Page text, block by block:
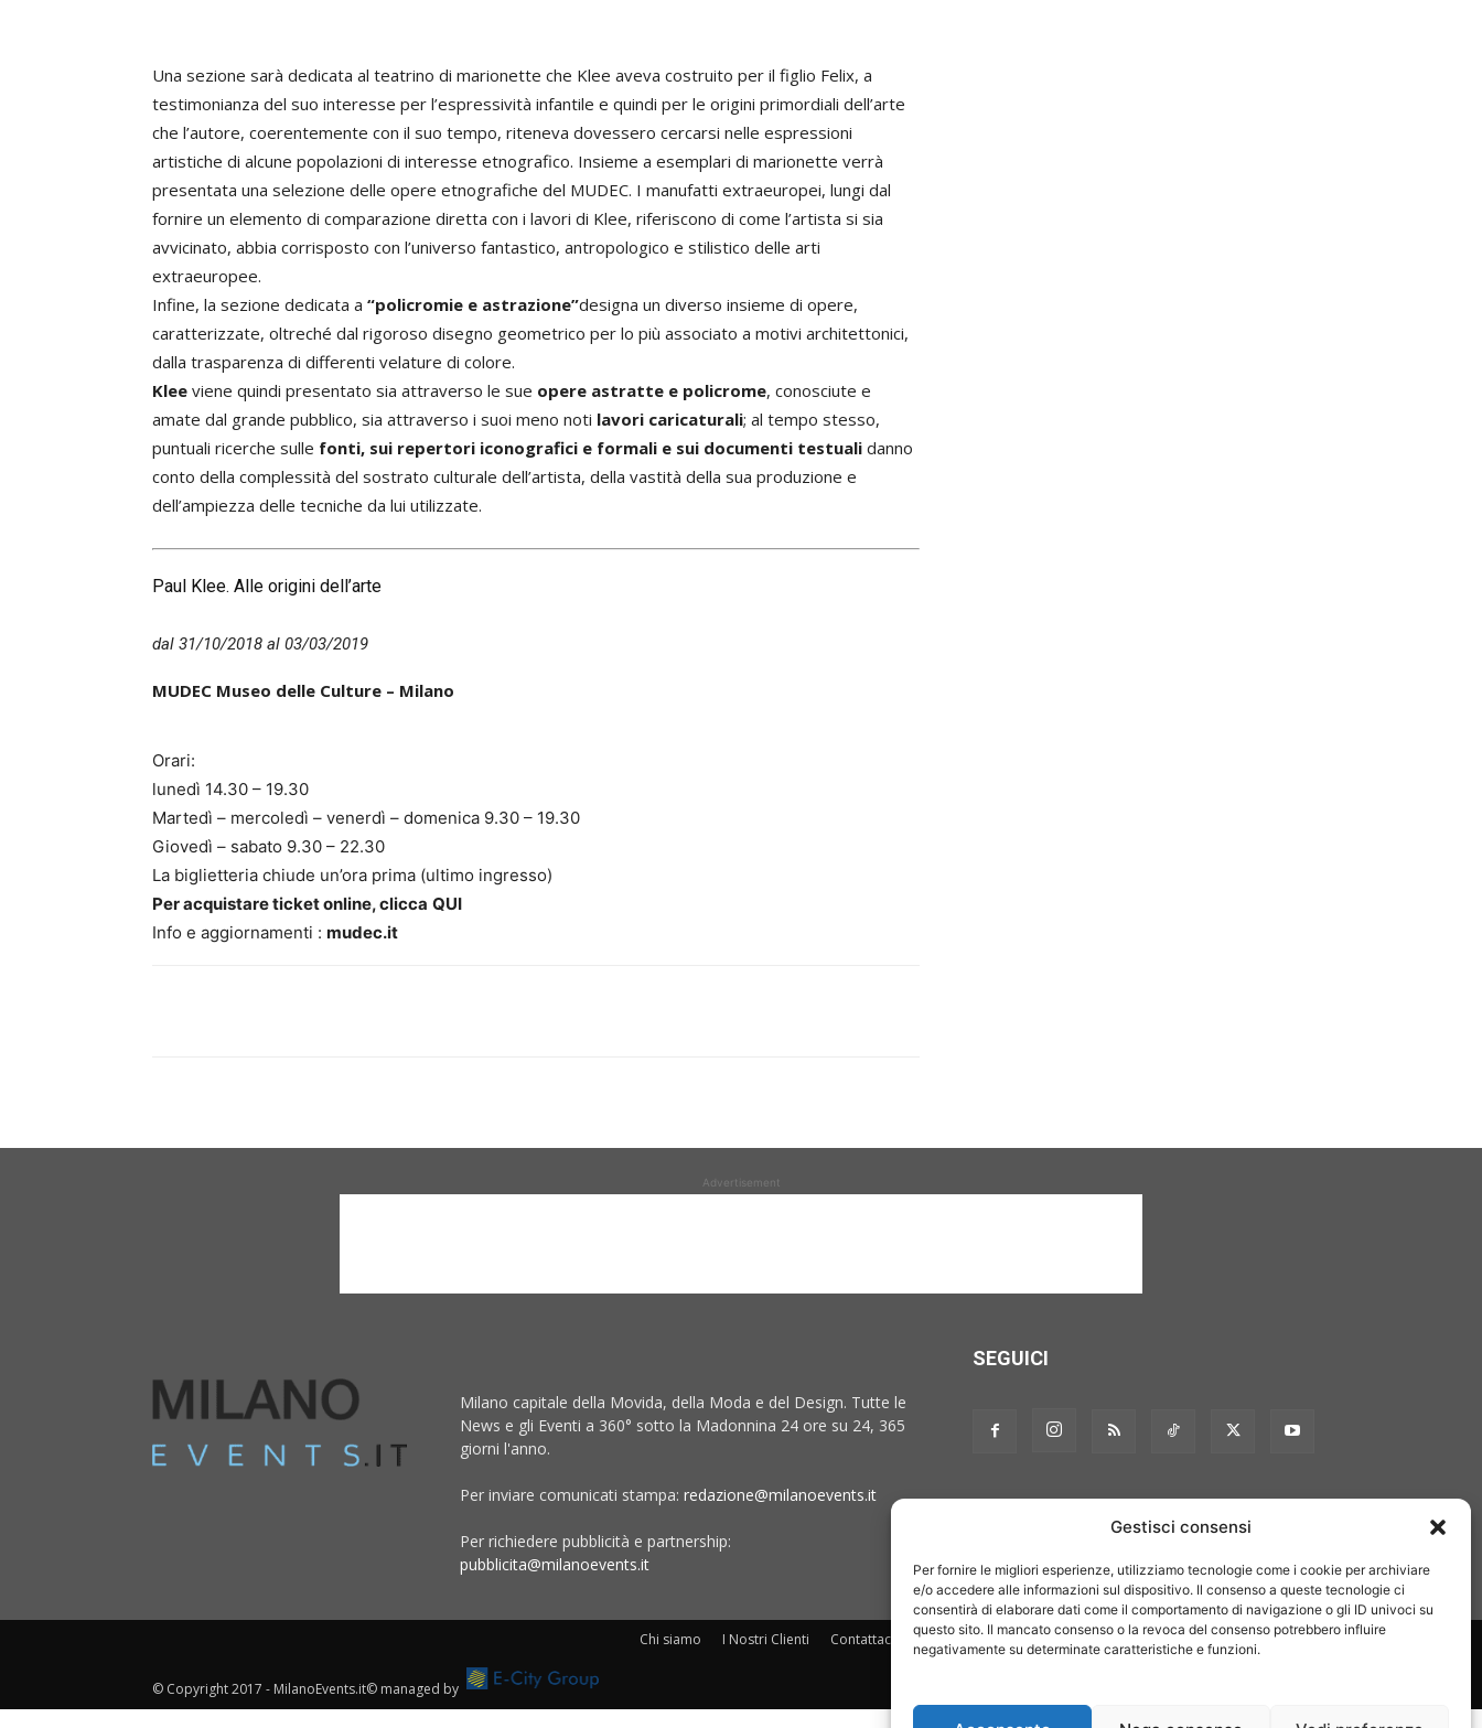
Gestisci consensi
Per fornire le migliori esperienze, utilizziamo tecnologie come i cookie per archiviare
e/o accedere alle informazioni sul dispositivo. Il consenso a queste tecnologie ci
consentirà di elaborare dati come il comportamento di navigazione o gli ID univoci su
questo sito. Il mancato consenso o la revoca del consenso potrebbero influire
negativamente su determinate caratteristiche e funzioni.
Una sezione sarà dedicata al teatrino di marionette che Klee aveva costruito per il figlio Felix, a
testimonianza del suo interesse per l’espressività infantile e quindi per le origini primordiali dell’arte
che l’autore, coerentemente con il suo tempo, riteneva dovessero cercarsi nelle espressioni
artistiche di alcune popolazioni di interesse etnografico. Insieme a esemplari di marionette verrà
presentata una selezione delle opere etnografiche del MUDEC. I manufatti extraeuropei, lungi dal
fornire un elemento di comparazione diretta con i lavori di Klee, riferiscono di come l’artista si sia
avvicinato, abbia corrisposto con l’universo fantastico, antropologico e stilistico delle arti
extraeuropee.
Infine, la sezione dedicata a “policromie e astrazione”designa un diverso insieme di opere,
caratterizzate, oltreché dal rigoroso disegno geometrico per lo più associato a motivi architettonici,
dalla trasparenza di differenti velature di colore.
Klee viene quindi presentato sia attraverso le sue opere astratte e policrome, conosciute e
amate dal grande pubblico, sia attraverso i suoi meno noti lavori caricaturali; al tempo stesso,
puntuali ricerche sulle fonti, sui repertori iconografici e formali e sui documenti testuali danno
conto della complessità del sostrato culturale dell’artista, della vastità della sua produzione e
dell’ampiezza delle tecniche da lui utilizzate.
Paul Klee. Alle origini dell’arte
dal 31/10/2018 al 03/03/2019
MUDEC Museo delle Culture – Milano
Orari:
lunedì 14.30 – 19.30
Martedì – mercoledì – venerdì – domenica 9.30 – 19.30
Giovedì – sabato 9.30 – 22.30
La biglietteria chiude un’ora prima (ultimo ingresso)
Per acquistare ticket online, clicca QUI
Info e aggiornamenti : mudec.it
Advertisement
Milano capitale della Movida, della Moda e del Design. Tutte le
News e gli Eventi a 360° sotto la Madonnina 24 ore su 24, 365
giorni l'anno.
Per inviare comunicati stampa: redazione@milanoevents.it
Per richiedere pubblicità e partnership:
pubblicita@milanoevents.it
SEGUICI
Chi siamo I Nostri Clienti Contattaci Collabora con noi Pubblicità Privacy policy Linee editoriali
© Copyright 2017 - MilanoEvents.it© managed by